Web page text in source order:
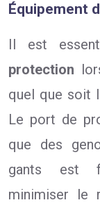
Équipement
Il est
protection
quel que soit
Le port de
que des
gants est
minimiser le